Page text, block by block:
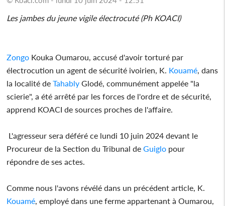
Les jambes du jeune vigile électrocuté (Ph KOACI)
Zongo Kouka Oumarou, accusé d'avoir torturé par
électrocution un agent de sécurité ivoirien, K. Kouamé , dans
la localité deTahably Glodé, communément appelée "la
scierie", a été arrêté par les forces de l'ordre et de sécurité,
apprend KOACI de sources proches de l'affaire.
L'agresseur sera déféré ce lundi 10 juin 2024 devant le
Procureur de la Section du Tribunal deGuiglo pour
répondre de ses actes.
Comme nous l'avons révélé dans un précédent article, K.
Kouamé , employé dans une ferme appartenant à Oumarou,